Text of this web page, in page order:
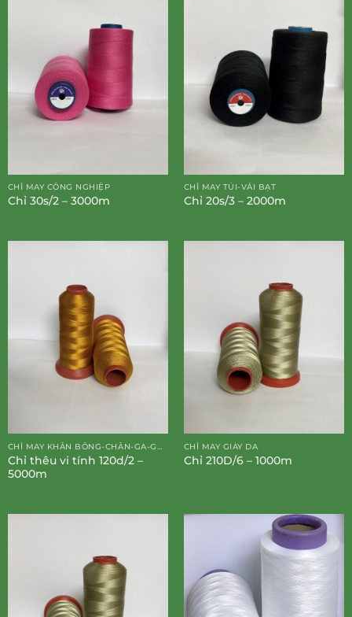
CHỈ MAY CÔNG NGHIỆP
Chỉ 30s/2 – 3000m
CHỈ MAY TÚI-VẢI BẠT
Chỉ 20s/3 – 2000m
CHỈ MAY KHĂN BÔNG-CHĂN-GA-GỐI-ĐỆM
Chỉ thêu vi tính 120d/2 –
5000m
CHỈ MAY GIÀY DA
Chỉ 210D/6 – 1000m